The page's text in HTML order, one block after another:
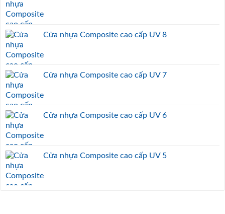
Cửa nhựa Composite cao cấp UV 8
Cửa nhựa Composite cao cấp UV 7
Cửa nhựa Composite cao cấp UV 6
Cửa nhựa Composite cao cấp UV 5